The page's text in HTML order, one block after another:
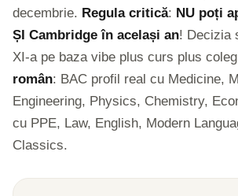
decembrie. Regula critică: NU poți
ȘI Cambridge în același an! Decizia
XI-a pe baza vibe plus curs plus
român: BAC profil real cu Medicine,
Engineering, Physics, Chemistry,
cu PPE, Law, English, Modern
Classics.